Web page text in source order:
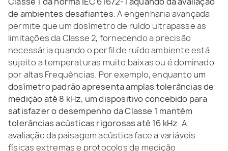
de ambientes desafiantes. A engenharia avançada
permite que um dosímetro de ruído ultrapasse as
limitações da Classe 2, fornecendo a precisão
necessária quando o perfil de ruído ambiente está
sujeito a temperaturas muito baixas ou é dominado
por altas Frequências. Por exemplo, enquanto um
dosímetro padrão apresenta amplas tolerâncias de
medição até 8 kHz, um dispositivo concebido para
satisfazer o desempenho da Classe 1 mantém
tolerâncias acústicas rigorosas até 16 kHz. A
avaliação da paisagem acústica face a variáveis
físicas extremas e protocolos de medição